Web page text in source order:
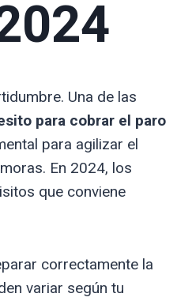
Una de las
para cobrar el paro
para agilizar el
En 2024, los
que conviene
correctamente la
variar según tu